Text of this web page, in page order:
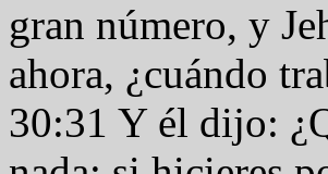
gran número, y
ahora, ¿cuándo
30:31 Y él dijo: